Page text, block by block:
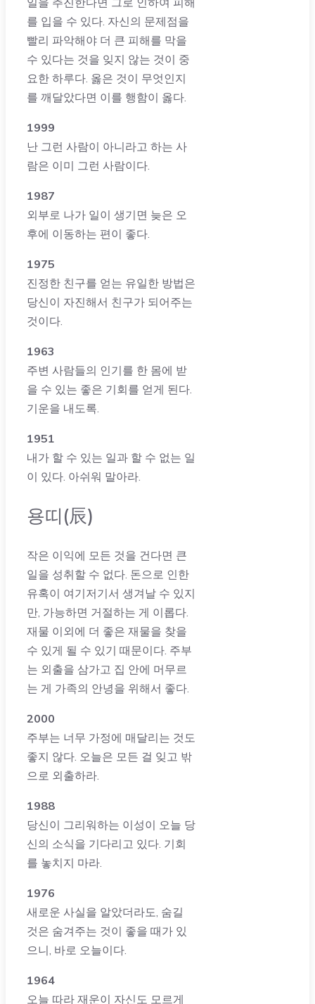
를 입을 수 있다. 자신의 문제점을
빨리 파악해야 더 큰 피해를 막을
수 있다는 것을 잊지 않는 것이 중
요한 하루다. 옳은 것이 무엇인지
를 깨달았다면 이를 행함이 옳다.
1999
난 그런 사람이 아니라고 하는 사
람은 이미 그런 사람이다.
1987
외부로 나가 일이 생기면 늦은 오
후에 이동하는 편이 좋다.
1975
진정한 친구를 얻는 유일한 방법은
당신이 자진해서 친구가 되어주는
것이다.
1963
주변 사람들의 인기를 한 몸에 받
을 수 있는 좋은 기회를 얻게 된다.
기운을 내도록.
1951
내가 할 수 있는 일과 할 수 없는 일
이 있다. 아쉬워 말아라.
용띠(辰)
작은 이익에 모든 것을 건다면 큰
일을 성취할 수 없다. 돈으로 인한
유혹이 여기저기서 생겨날 수 있지
만, 가능하면 거절하는 게 이롭다.
재물 이외에 더 좋은 재물을 찾을
수 있게 될 수 있기 때문이다. 주부
는 외출을 삼가고 집 안에 머무르
는 게 가족의 안녕을 위해서 좋다.
2000
주부는 너무 가정에 매달리는 것도
좋지 않다. 오늘은 모든 걸 잊고 밖
으로 외출하라.
1988
당신이 그리워하는 이성이 오늘 당
신의 소식을 기다리고 있다. 기회
를 놓치지 마라.
1976
새로운 사실을 알았더라도, 숨길
것은 숨겨주는 것이 좋을 때가 있
으니, 바로 오늘이다.
1964
오늘 따라 재운이 자신도 모르게